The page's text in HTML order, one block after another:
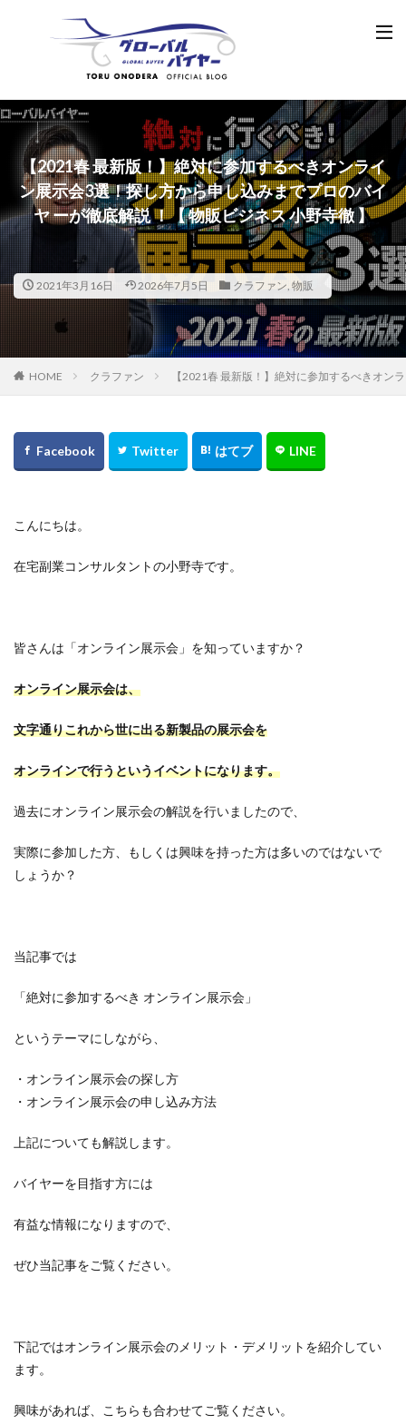
【2021春 最新版！】絶対に参加するべきオンライ
ン展示会3選！探し方から申し込みまでプロのバイ
ヤ ーが徹底解説 ！【 物販ビジネス 小野寺徹 】
2021年3月16日 2026年7月5日 クラファン, 物販
HOME クラファン 【2021春 最新版！】絶対に参加するべきオン
こんにちは。
在宅副業コンサルタントの小野寺です。
皆さんは「オンライン展示会」を知っていますか？
オンライン展示会は、
文字通りこれから世に出る新製品の展示会を
オンラインで行うというイベントになります。
過去にオンライン展示会の解説を行いましたので、
実際に参加した方、もしくは興味を持った方は多いのではないで
しょうか？
当記事では
「絶対に参加するべき オンライン展示会」
というテーマにしながら、
・オンライン展示会の探し方
・オンライン展示会の申し込み方法
上記についても解説します。
バイヤーを目指す方には
有益な情報になりますので、
ぜひ当記事をご覧ください。
下記ではオンライン展示会のメリット・デメリットを紹介してい
ます。
興味があれば、こちらも合わせてご覧ください。